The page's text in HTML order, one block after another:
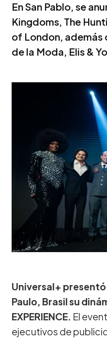
En San Pablo, se
Kingdoms, The
of London, además
de la Moda, Elis &
Universal+ presentó
Paulo, Brasil su
EXPERIENCE. El
ejecutivos de